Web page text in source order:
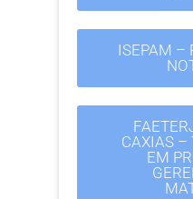
ISEPAM –
CAXIAS –
EM